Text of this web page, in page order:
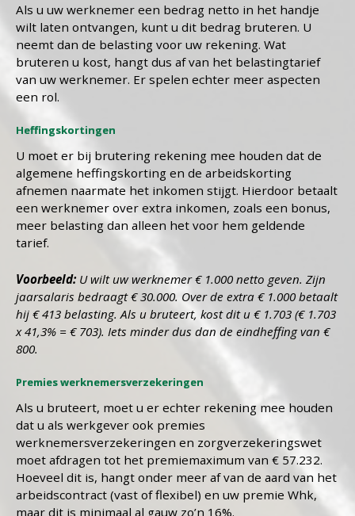
Als u uw werknemer een bedrag netto in het handje
wilt laten ontvangen, kunt u dit bedrag bruteren. U
neemt dan de belasting voor uw rekening. Wat
bruteren u kost, hangt dus af van het belastingtarief
van uw werknemer. Er spelen echter meer aspecten
een rol.
Heffingskortingen
U moet er bij brutering rekening mee houden dat de
algemene heffingskorting en de arbeidskorting
afnemen naarmate het inkomen stijgt. Hierdoor betaalt
een werknemer over extra inkomen, zoals een bonus,
meer belasting dan alleen het voor hem geldende
tarief.
Voorbeeld: U wilt uw werknemer € 1.000 netto geven. Zijn
jaarsalaris bedraagt € 30.000. Over de extra € 1.000 betaalt
hij € 413 belasting. Als u bruteert, kost dit u € 1.703 (€ 1.703
x 41,3% = € 703). Iets minder dus dan de eindheffing van €
800.
Premies werknemersverzekeringen
Als u bruteert, moet u er echter rekening mee houden
dat u als werkgever ook premies
werknemersverzekeringen en zorgverzekeringswet
moet afdragen tot het premiemaximum van € 57.232.
Hoeveel dit is, hangt onder meer af van de aard van het
arbeidscontract (vast of flexibel) en uw premie Whk,
maar dit is minimaal al gauw zo’n 16%.